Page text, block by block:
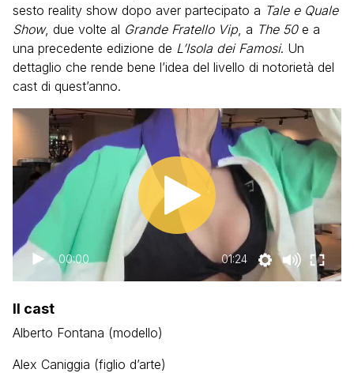
sesto reality show dopo aver partecipato a Tale e Quale
Show, due volte al Grande Fratello Vip, a The 50e a
una precedente edizione de L’Isola dei Famosi. Un
dettaglio che rende bene l’idea del livello di notorietà del
cast di quest’anno.
00:00 01:24
Il cast
Alberto Fontana (modello)
Alex Caniggia (figlio d’arte)